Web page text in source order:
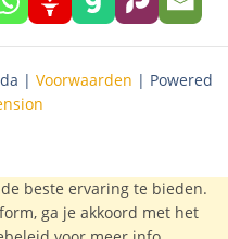
| Voorwaarden | Powered
beste ervaring te bieden.
ga je akkoord met het